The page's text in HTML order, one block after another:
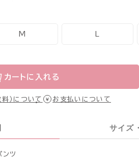
M
カートに入れる
）について お支払いについて
サイズ
ンツ